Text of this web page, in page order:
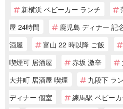
新横浜 ベビーカー ランチ
屋 24時間
鹿児島 ディナー 記
酒屋
富山 22 時以降 ご飯
喫煙可 居酒屋
赤坂 激辛
大井町 居酒屋 喫煙
九段下 ラ
ディナー 個室
練馬駅 ベビー